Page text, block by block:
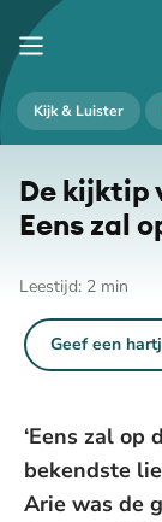
Kijk & Luister
De kijktip
Eens zal
Leestijd: 2 min
Geef een
‘Eens zal op
bekendste
Arie was de